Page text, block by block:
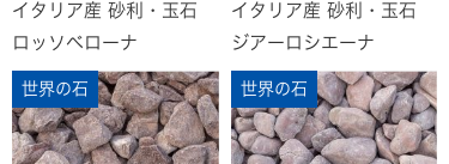
イタリア産 砂利・玉石
ロッソベローナ
イタリア産 砂利・玉石
ジアーロシエーナ
世界の石 世界の石